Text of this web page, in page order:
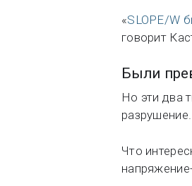
«SLOPE/W
говорит
Были
Но эти два
разрушение.
Что